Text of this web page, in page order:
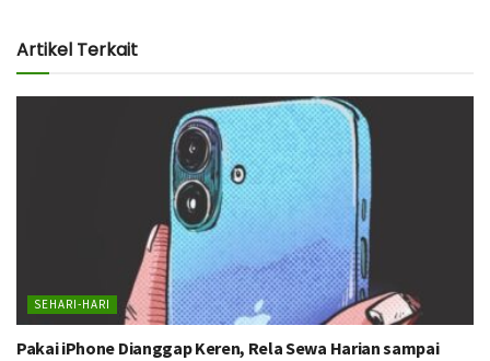
Artikel Terkait
SEHARI-HARI
Pakai iPhone Dianggap Keren, Rela Sewa Harian sampai